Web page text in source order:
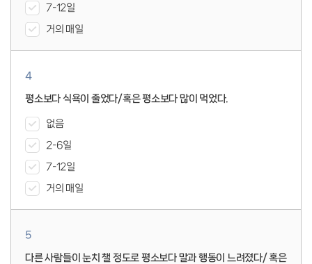
7-12일
거의 매일
4
평소보다 식욕이 줄었다/혹은 평소보다 많이 먹었다.
없음
2-6일
7-12일
거의 매일
5
다른 사람들이 눈치 챌 정도로 평소보다 말과 행동이 느려졌다/ 혹은